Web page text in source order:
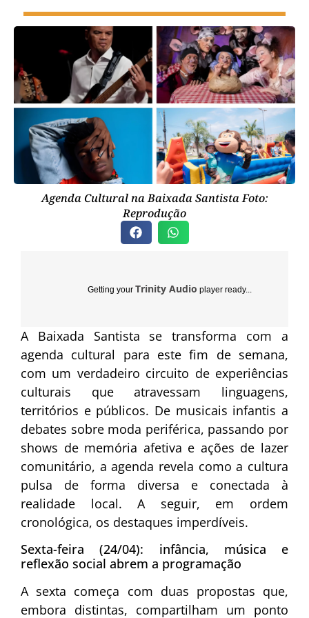
Agenda Cultural na Baixada Santista Foto:
Reprodução
Getting your Trinity Audio player ready...
A Baixada Santista se transforma com a
agenda cultural para este fim de semana,
com um verdadeiro circuito de experiências
culturais que atravessam linguagens,
territórios e públicos. De musicais infantis a
debates sobre moda periférica, passando por
shows de memória afetiva e ações de lazer
comunitário, a agenda revela como a cultura
pulsa de forma diversa e conectada à
realidade local. A seguir, em ordem
cronológica, os destaques imperdíveis.
Sexta-feira (24/04): infância, música e
reflexão social abrem a programação
A sexta começa com duas propostas que,
embora distintas, compartilham um ponto